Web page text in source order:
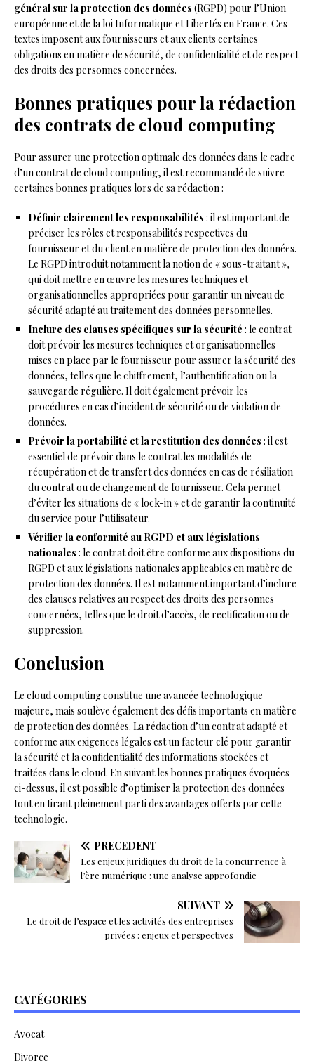
général sur la protection des données (RGPD) pour l’Union
européenne et de la loi Informatique et Libertés en France. Ces
textes imposent aux fournisseurs et aux clients certaines
obligations en matière de sécurité, de confidentialité et de respect
des droits des personnes concernées.
Bonnes pratiques pour la rédaction
des contrats de cloud computing
Pour assurer une protection optimale des données dans le cadre
d’un contrat de cloud computing, il est recommandé de suivre
certaines bonnes pratiques lors de sa rédaction :
Définir clairement les responsabilités : il est important de
préciser les rôles et responsabilités respectives du
fournisseur et du client en matière de protection des données.
Le RGPD introduit notamment la notion de « sous-traitant »,
qui doit mettre en œuvre les mesures techniques et
organisationnelles appropriées pour garantir un niveau de
sécurité adapté au traitement des données personnelles.
Inclure des clauses spécifiques sur la sécurité : le contrat
doit prévoir les mesures techniques et organisationnelles
mises en place par le fournisseur pour assurer la sécurité des
données, telles que le chiffrement, l’authentification ou la
sauvegarde régulière. Il doit également prévoir les
procédures en cas d’incident de sécurité ou de violation de
données.
Prévoir la portabilité et la restitution des données : il est
essentiel de prévoir dans le contrat les modalités de
récupération et de transfert des données en cas de résiliation
du contrat ou de changement de fournisseur. Cela permet
d’éviter les situations de « lock-in » et de garantir la continuité
du service pour l’utilisateur.
Vérifier la conformité au RGPD et aux législations
nationales : le contrat doit être conforme aux dispositions du
RGPD et aux législations nationales applicables en matière de
protection des données. Il est notamment important d’inclure
des clauses relatives au respect des droits des personnes
concernées, telles que le droit d’accès, de rectification ou de
suppression.
Conclusion
Le cloud computing constitue une avancée technologique
majeure, mais soulève également des défis importants en matière
de protection des données. La rédaction d’un contrat adapté et
conforme aux exigences légales est un facteur clé pour garantir
la sécurité et la confidentialité des informations stockées et
traitées dans le cloud. En suivant les bonnes pratiques évoquées
ci-dessus, il est possible d’optimiser la protection des données
tout en tirant pleinement parti des avantages offerts par cette
technologie.
PRÉCÉDENT
Les enjeux juridiques du droit de la concurrence à
l’ère numérique : une analyse approfondie
SUIVANT
Le droit de l’espace et les activités des entreprises
privées : enjeux et perspectives
CATÉGORIES
Avocat
Divorce